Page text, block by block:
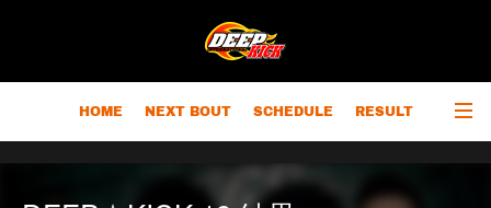
HOME NEXT BOUT SCHEDULE RESULT
RANKING CHAMPIONS